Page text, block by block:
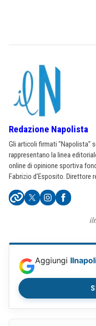
Redazione Napolista
Gli articoli firmati "Napolista"
rappresentano la linea
online di opinione sportiva
Fabrizio d'Esposito. Direttore
Aggiungi